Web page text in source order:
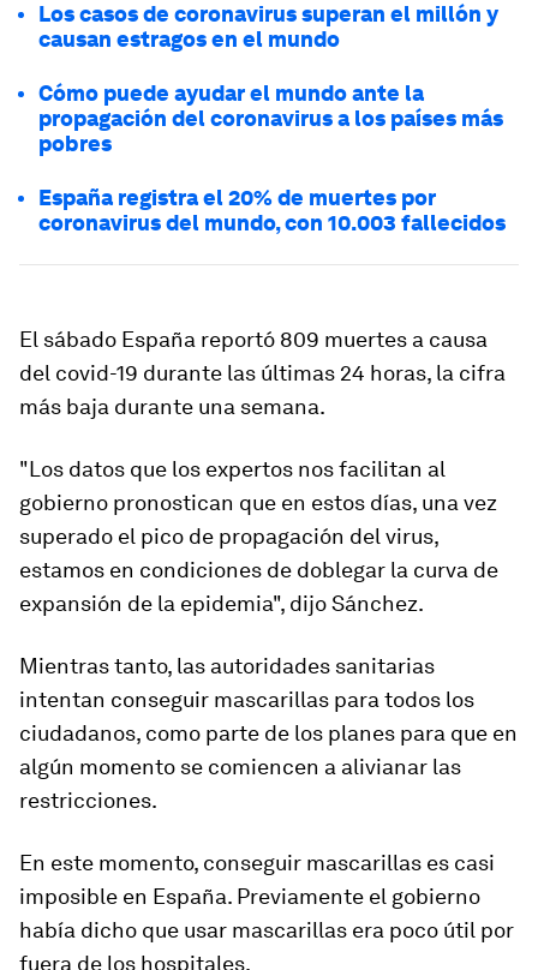
Los casos de coronavirus superan el millón y
causan estragos en el mundo
Cómo puede ayudar el mundo ante la
propagación del coronavirus a los países más
pobres
España registra el 20% de muertes por
coronavirus del mundo, con 10.003 fallecidos
El sábado España reportó 809 muertes a causa
del covid-19 durante las últimas 24 horas, la cifra
más baja durante una semana.
"Los datos que los expertos nos facilitan al
gobierno pronostican que en estos días, una vez
superado el pico de propagación del virus,
estamos en condiciones de doblegar la curva de
expansión de la epidemia", dijo Sánchez.
Mientras tanto, las autoridades sanitarias
intentan conseguir mascarillas para todos los
ciudadanos, como parte de los planes para que en
algún momento se comiencen a alivianar las
restricciones.
En este momento, conseguir mascarillas es casi
imposible en España. Previamente el gobierno
había dicho que usar mascarillas era poco útil por
fuera de los hospitales.